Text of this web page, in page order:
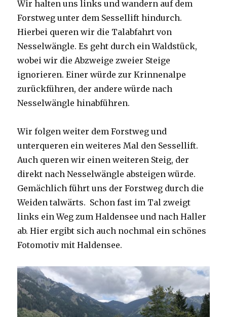
Wir halten uns links und wandern auf dem
Forstweg unter dem Sessellift hindurch.
Hierbei queren wir die Talabfahrt von
Nesselwängle. Es geht durch ein Waldstück,
wobei wir die Abzweige zweier Steige
ignorieren. Einer würde zur Krinnenalpe
zurückführen, der andere würde nach
Nesselwängle hinabführen.
Wir folgen weiter dem Forstweg und
unterqueren ein weiteres Mal den Sessellift.
Auch queren wir einen weiteren Steig, der
direkt nach Nesselwängle absteigen würde.
Gemächlich führt uns der Forstweg durch die
Weiden talwärts. Schon fast im Tal zweigt
links ein Weg zum Haldensee und nach Haller
ab. Hier ergibt sich auch nochmal ein schönes
Fotomotiv mit Haldensee.